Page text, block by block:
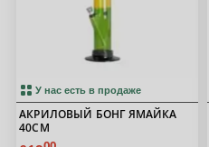
У нас есть в продаже
АКРИЛОВЫЙ БОНГ ЯМАЙКА
40СМ